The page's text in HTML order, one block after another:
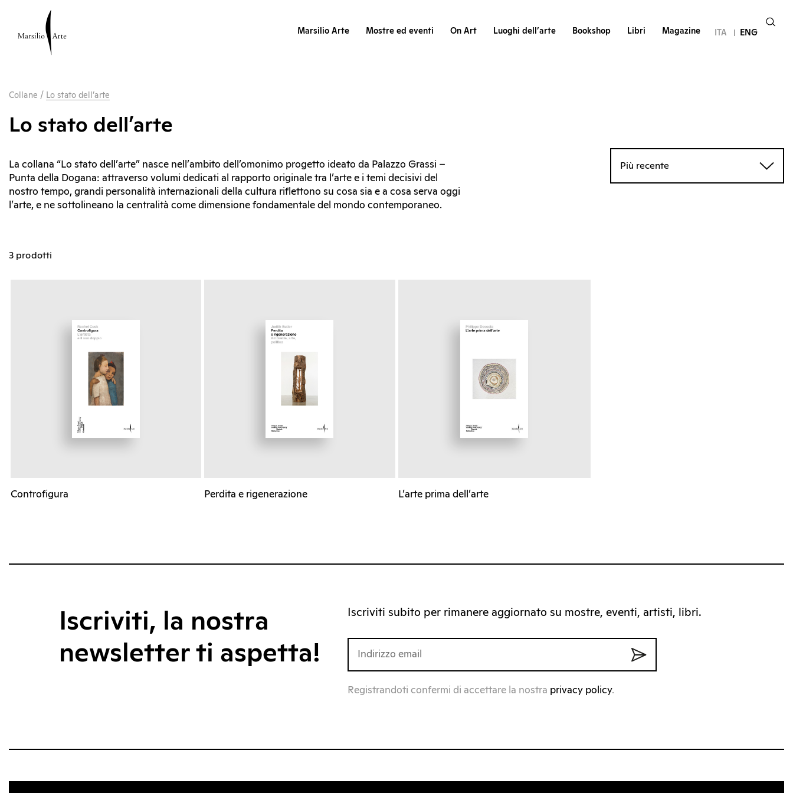
Marsilio Arte Mostre ed eventi On Art Luoghi dell’arte Bookshop Libri Magazine ITA ENG
Collane / Lo stato dell’arte
Lo stato dell’arte
La collana “Lo stato dell’arte” nasce nell’ambito dell’omonimo progetto ideato da Palazzo Grassi –
Punta della Dogana: attraverso volumi dedicati al rapporto originale tra l’arte e i temi decisivi del
nostro tempo, grandi personalità internazionali della cultura riflettono su cosa sia e a cosa serva oggi
l’arte, e ne sottolineano la centralità come dimensione fondamentale del mondo contemporaneo.
Più recente
3 prodotti
Controfigura Perdita e rigenerazione L’arte prima dell’arte
Iscriviti, la nostra
newsletter ti aspetta!
Iscriviti subito per rimanere aggiornato su mostre, eventi, artisti, libri.
Registrandoti confermi di accettare la nostra privacy policy.